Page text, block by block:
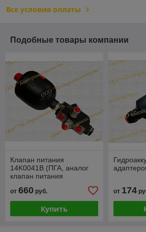
Все условия оплаты
Подобные товары компании
Клапан питания
14K0041B (ПГА, аналог
клапан питания
HPU000G2207-5032000)
от 660 руб.
Купить
от 174